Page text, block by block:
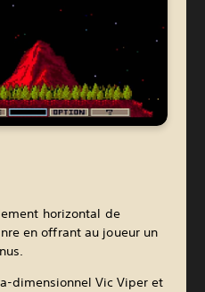
horizontal de
en offrant au joueur un
dimensionnel Vic Viper et